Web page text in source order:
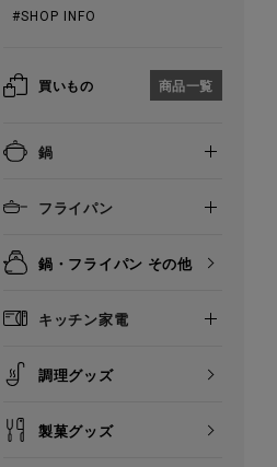
#SHOP INFO
買いもの 商品一覧
鍋
フライパン
鍋・フライパン その他
キッチン家電
調理グッズ
製菓グッズ